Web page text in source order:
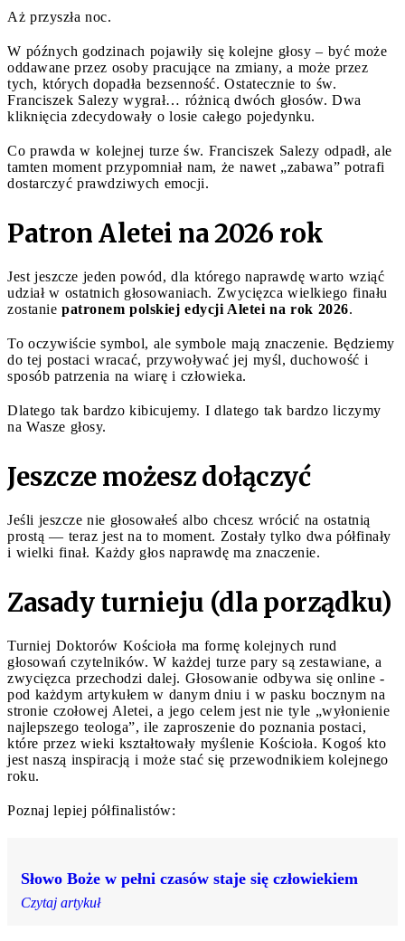
Aż przyszła noc.
W późnych godzinach pojawiły się kolejne głosy – być może
oddawane przez osoby pracujące na zmiany, a może przez
tych, których dopadła bezsenność. Ostatecznie to św.
Franciszek Salezy wygrał… różnicą dwóch głosów. Dwa
kliknięcia zdecydowały o losie całego pojedynku.
Co prawda w kolejnej turze św. Franciszek Salezy odpadł, ale
tamten moment przypomniał nam, że nawet „zabawa” potrafi
dostarczyć prawdziwych emocji.
Patron Aletei na 2026 rok
Jest jeszcze jeden powód, dla którego naprawdę warto wziąć
udział w ostatnich głosowaniach. Zwycięzca wielkiego finału
zostanie patronem polskiej edycji Aletei na rok 2026.
To oczywiście symbol, ale symbole mają znaczenie. Będziemy
do tej postaci wracać, przywoływać jej myśl, duchowość i
sposób patrzenia na wiarę i człowieka.
Dlatego tak bardzo kibicujemy. I dlatego tak bardzo liczymy
na Wasze głosy.
Jeszcze możesz dołączyć
Jeśli jeszcze nie głosowałeś albo chcesz wrócić na ostatnią
prostą — teraz jest na to moment. Zostały tylko dwa półfinały
i wielki finał. Każdy głos naprawdę ma znaczenie.
Zasady turnieju (dla porządku)
Turniej Doktorów Kościoła ma formę kolejnych rund
głosowań czytelników. W każdej turze pary są zestawiane, a
zwycięzca przechodzi dalej. Głosowanie odbywa się online -
pod każdym artykułem w danym dniu i w pasku bocznym na
stronie czołowej Aletei, a jego celem jest nie tyle „wyłonienie
najlepszego teologa”, ile zaproszenie do poznania postaci,
które przez wieki kształtowały myślenie Kościoła. Kogoś kto
jest naszą inspiracją i może stać się przewodnikiem kolejnego
roku.
Poznaj lepiej półfinalistów:
Słowo Boże w pełni czasów staje się człowiekiem
Czytaj artykuł